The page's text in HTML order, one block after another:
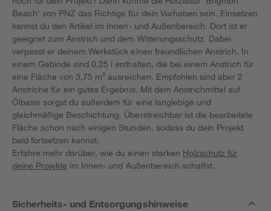
Beach' von PNZ das Richtige für dein Vorhaben sein. Einsetzen
kannst du den Artikel im Innen- und Außenbereich. Dort ist er
geeignet zum Anstrich und dem Witterungsschutz. Dabei
verpasst er deinem Werkstück einen freundlichen Anstrich. In
einem Gebinde sind 0,25 l enthalten, die bei einem Anstrich für
eine Fläche von 3,75 m² ausreichen. Empfohlen sind aber 2
Anstriche für ein gutes Ergebnis. Mit dem Anstrichmittel auf
Ölbasis sorgst du außerdem für eine langlebige und
gleichmäßige Beschichtung. Überstreichbar ist die bearbeitete
Fläche schon nach einigen Stunden, sodass du dein Projekt
bald fortsetzen kannst.
Erfahre mehr darüber, wie du einen starken Holzschutz für
deine Projekte im Innen- und Außenbereich schaffst.
Sicherheits- und Entsorgungshinweise